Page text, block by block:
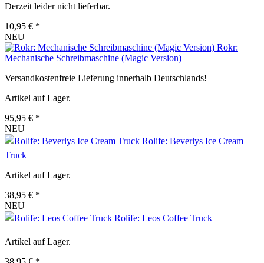
Derzeit leider nicht lieferbar.
10,95 € *
NEU
Rokr:
Mechanische Schreibmaschine (Magic Version)
Versandkostenfreie Lieferung innerhalb Deutschlands!
Artikel auf Lager.
95,95 € *
NEU
Rolife: Beverlys Ice Cream
Truck
Artikel auf Lager.
38,95 € *
NEU
Rolife: Leos Coffee Truck
Artikel auf Lager.